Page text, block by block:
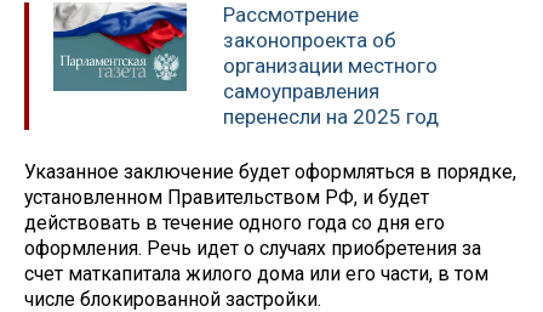
Рассмотрение
законопроекта об
организации местного
самоуправления
перенесли на 2025 год
Указанное заключение будет оформляться в порядке,
установленном Правительством РФ, и будет
действовать в течение одного года со дня его
оформления. Речь идет о случаях приобретения за
счет маткапитала жилого дома или его части, в том
числе блокированной застройки.